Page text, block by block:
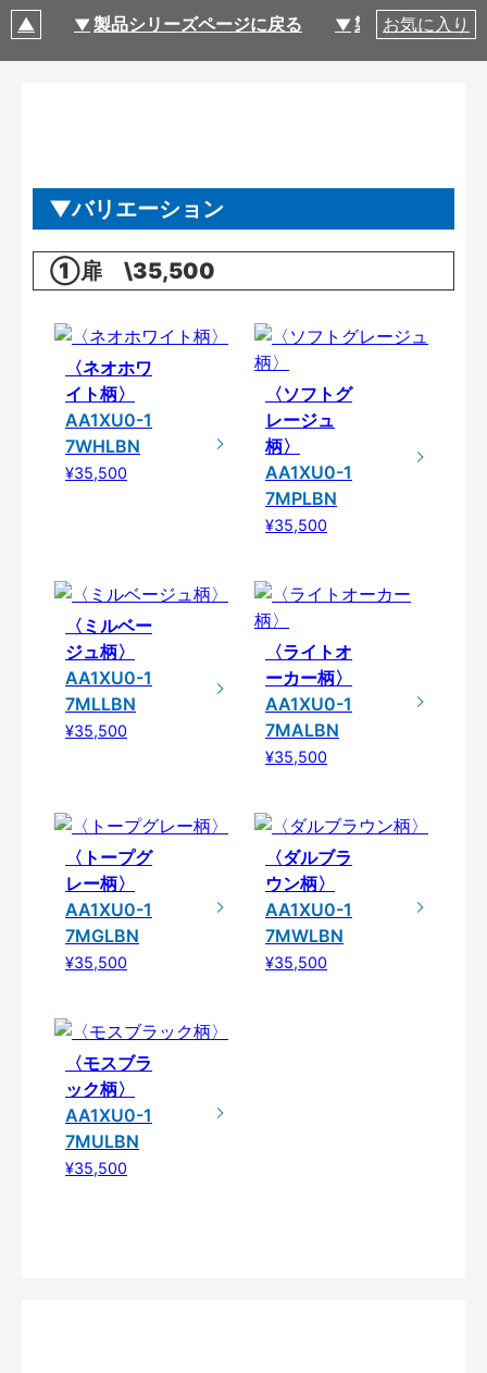
製品シリーズページに戻る 製品仕様
お気に入り
バリエーション
①扉 \35,500
〈ネオホワ
イト柄〉
AA1XU0-1
7WHLBN
¥35,500
〈ソフトグ
レージュ
柄〉
AA1XU0-1
7MPLBN
¥35,500
〈ミルベー
ジュ柄〉
AA1XU0-1
7MLLBN
¥35,500
〈ライトオ
ーカー柄〉
AA1XU0-1
7MALBN
¥35,500
〈トープグ
レー柄〉
AA1XU0-1
7MGLBN
¥35,500
〈ダルブラ
ウン柄〉
AA1XU0-1
7MWLBN
¥35,500
〈モスブラ
ック柄〉
AA1XU0-1
7MULBN
¥35,500